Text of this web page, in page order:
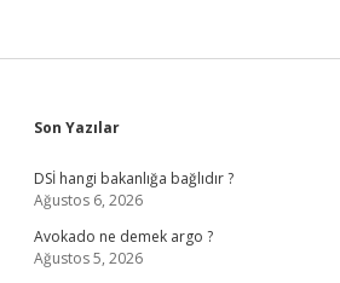
Sidebar
Son Yazılar
DSİ hangi bakanlığa bağlıdır ?
Ağustos 6, 2026
Avokado ne demek argo ?
Ağustos 5, 2026